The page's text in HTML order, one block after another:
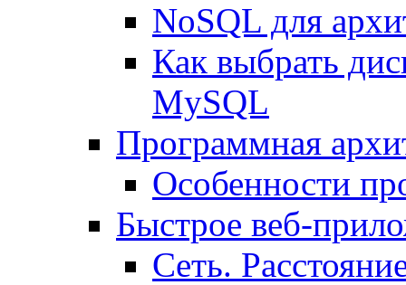
NoSQL для
Как выбрать
MySQL
Программная
Особенности
Быстрое веб-
Сеть.